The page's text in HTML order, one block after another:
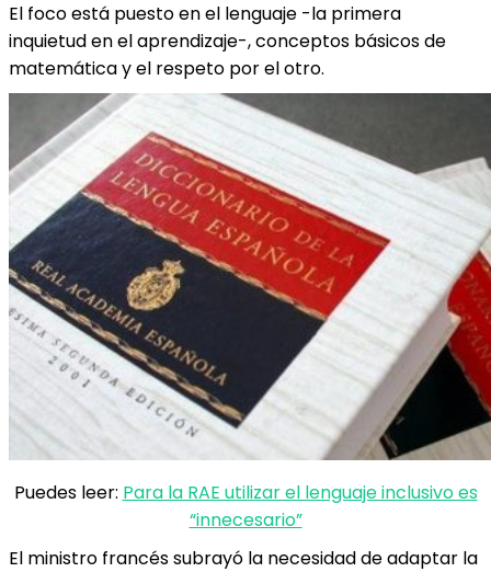
El foco está puesto en el lenguaje -la primera
inquietud en el aprendizaje-, conceptos básicos de
matemática y el respeto por el otro.
Puedes leer: Para la RAE utilizar el lenguaje inclusivo es
“innecesario”
El ministro francés subrayó la necesidad de adaptar la